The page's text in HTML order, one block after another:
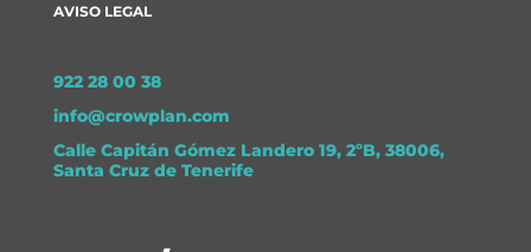
AVISO LEGAL
922 28 00 38
info@crowplan.com
Calle Capitán Gómez Landero 19, 2ºB, 38006,
Santa Cruz de Tenerife